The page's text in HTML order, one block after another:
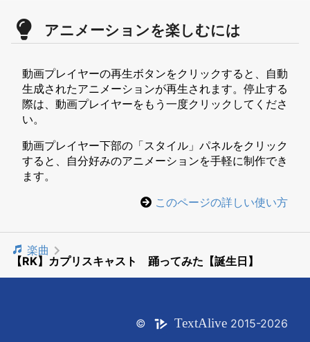
アニメーションを楽しむには
動画プレイヤーの再生ボタンをクリックすると、自動
生成されたアニメーションが再生されます。停止する
際は、動画プレイヤーをもう一度クリックしてくださ
い。
動画プレイヤー下部の「スタイル」パネルをクリック
すると、自分好みのアニメーションを手軽に制作でき
ます。
このページの詳しい使い方
楽曲
【RK】カプリスキャスト 踊ってみた【誕生日】
© TextAlive 2015-2026